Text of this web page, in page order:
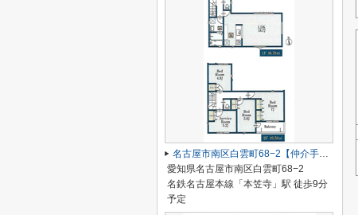
名古屋市南区白雲町68−2【仲介手数料無料】新築一戸建て 2号棟
愛知県名古屋市南区白雲町68−2
名鉄名古屋本線「本笠寺」駅 徒歩9分
予定